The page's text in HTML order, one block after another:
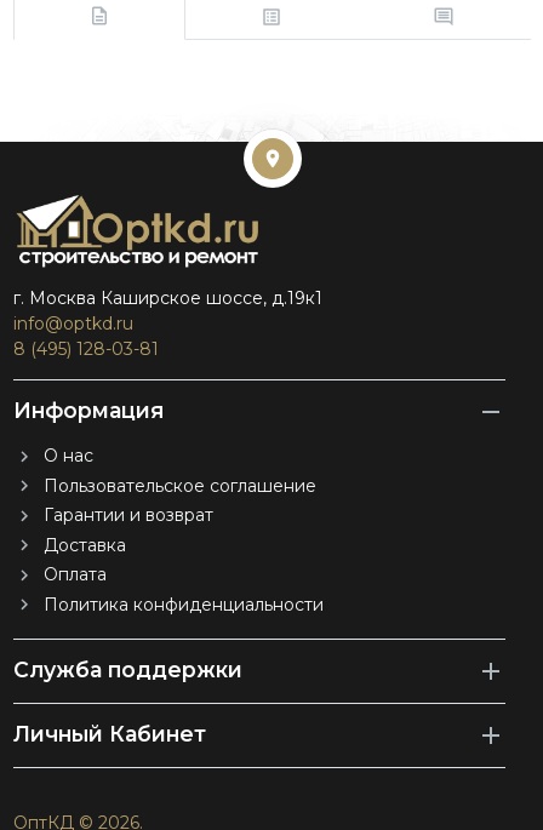
г. Москва Каширское шоссе, д.19к1
info@optkd.ru
8 (495) 128-03-81
Информация
О нас
Пользовательское соглашение
Гарантии и возврат
Доставка
Оплата
Политика конфиденциальности
Служба поддержки
Личный Кабинет
ОптКД © 2026.